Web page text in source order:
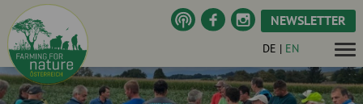
NEWSLETTER
DE | EN